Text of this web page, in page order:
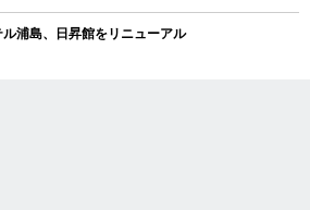
浦島、日昇館をリニューアル